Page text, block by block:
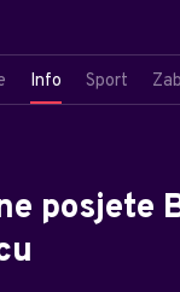
Info Sport
posjete